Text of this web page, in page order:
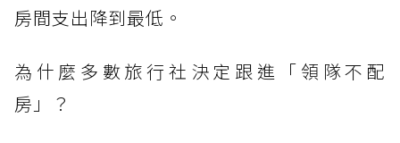
房間支出降到最低。
為什麼多數旅行社決定跟進「領隊不配
房」？